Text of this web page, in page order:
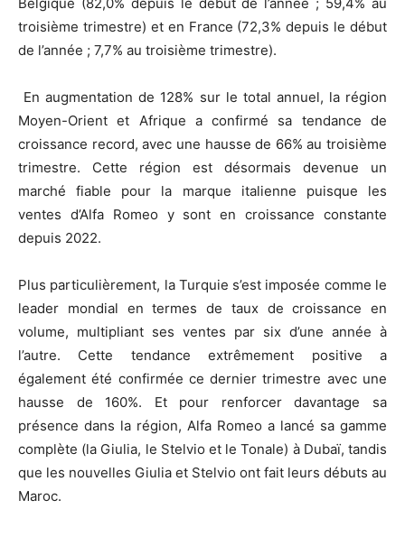
troisième trimestre) et en France (72,3% depuis le début
de l’année ; 7,7% au troisième trimestre).
En augmentation de 128% sur le total annuel, la région
Moyen-Orient et Afrique a confirmé sa tendance de
croissance record, avec une hausse de 66% au troisième
trimestre. Cette région est désormais devenue un
marché fiable pour la marque italienne puisque les
ventes d’Alfa Romeo y sont en croissance constante
depuis 2022.
Plus particulièrement, la Turquie s’est imposée comme le
leader mondial en termes de taux de croissance en
volume, multipliant ses ventes par six d’une année à
l’autre. Cette tendance extrêmement positive a
également été confirmée ce dernier trimestre avec une
hausse de 160%. Et pour renforcer davantage sa
présence dans la région, Alfa Romeo a lancé sa gamme
complète (la Giulia, le Stelvio et le Tonale) à Dubaï, tandis
que les nouvelles Giulia et Stelvio ont fait leurs débuts au
Maroc.